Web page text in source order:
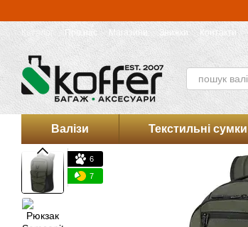
Каталог Про нас Магазини Знижки Контакти
Оферта магазину Koffer.UA
Валізи Текстильні сумки
6
7